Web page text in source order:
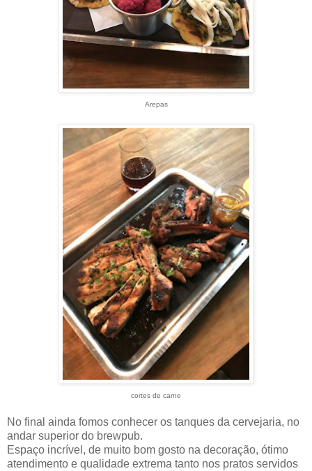
Arepas
cortes de carne
No final ainda fomos conhecer os tanques da cervejaria, no
andar superior do brewpub.
Espaço incrível, de muito bom gosto na decoração, ótimo
atendimento e qualidade extrema tanto nos pratos servidos